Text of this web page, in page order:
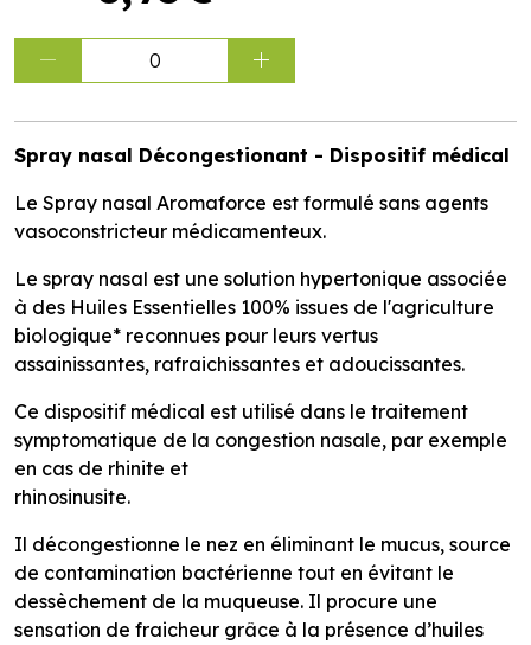
0
Spray nasal Décongestionant - Dispositif médical
Le Spray nasal Aromaforce est formulé sans agents
vasoconstricteur médicamenteux.
Le spray nasal est une solution hypertonique associée
à des Huiles Essentielles 100% issues de l'agriculture
biologique* reconnues pour leurs vertus
assainissantes, rafraichissantes et adoucissantes.
Ce dispositif médical est utilisé dans le traitement
symptomatique de la congestion nasale, par exemple
en cas de rhinite et
rhinosinusite.
Il décongestionne le nez en éliminant le mucus, source
de contamination bactérienne tout en évitant le
dessèchement de la muqueuse. Il procure une
sensation de fraicheur grâce à la présence d’huiles